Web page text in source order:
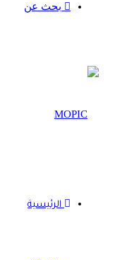
بحث عن
الرئيسية